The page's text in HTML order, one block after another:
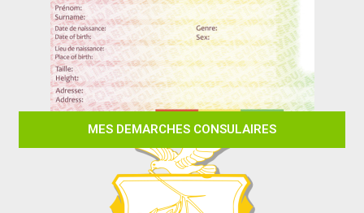
MES DEMARCHES CONSULAIRES